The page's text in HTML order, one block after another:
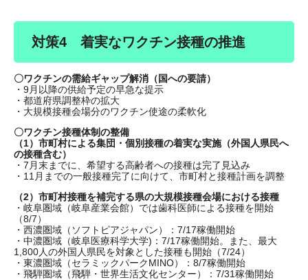
対策4 着実なワクチン接種の推進
〇ワクチンの需給ギャップ解消（国への要請）
・9月以降の供給予定の早急な提示
・都道府県調整枠の拡大
・大規模接種会場分のワクチン使途の柔軟化
〇ワクチン接種体制の整備
（1）市町村による集団・個別接種の着実な実施（外国人県民へ
の接種含む）
・7月末までに、希望する高齢者への接種は完了見込み
・11月までの一般接種完了に向けて、市町村と接種計画を調整
（2）市町村接種を補完する県の大規模接種会場における接種
・岐阜圏域（岐阜産業会館）では歯科医師による接種を開始
（8/7）
・西濃圏域（ソフトピアジャパン）：7/17稼働開始
・中濃圏域（岐阜医療科学大学)：7/17稼働開始。また、最大
1,800人の外国人県民を対象とした接種も開始（7/24）
・東濃圏域（セラミックパークMINO）：8/7稼働開始
・飛騨圏域（飛騨・世界生活文化センター）：7/31稼働開始